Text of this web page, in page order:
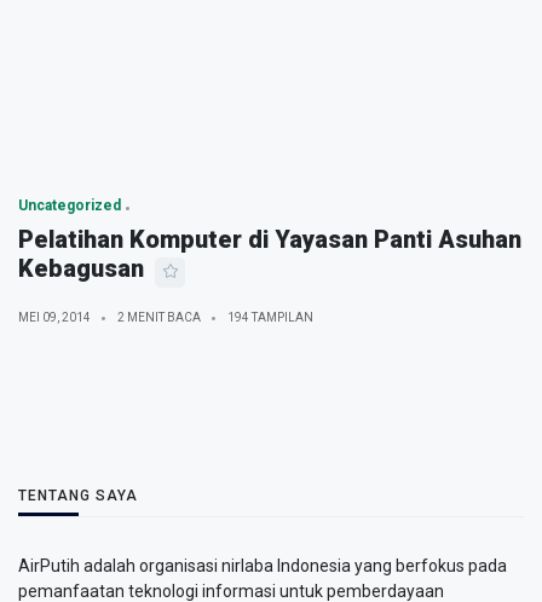
Uncategorized
Pelatihan Komputer di Yayasan Panti Asuhan
Kebagusan
MEI 09, 2014 2 MENIT BACA 194 TAMPILAN
TENTANG SAYA
AirPutih adalah organisasi nirlaba Indonesia yang berfokus pada
pemanfaatan teknologi informasi untuk pemberdayaan